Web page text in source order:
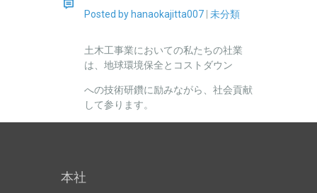
Posted by hanaokajitta007 未分類
土木工事業においての私たちの社業
は、地球環境保全とコストダウン
への技術研鑽に励みながら、社会貢献
して参ります。
本社